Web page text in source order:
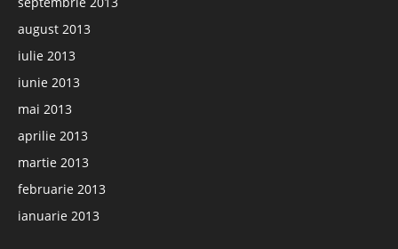
august 2013
iulie 2013
iunie 2013
mai 2013
aprilie 2013
martie 2013
februarie 2013
ianuarie 2013